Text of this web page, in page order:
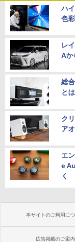
ハ
色
レ
Aか
総
と
ク
ア
エ
e
く
本サイトのご利用に
広告掲載のご案内